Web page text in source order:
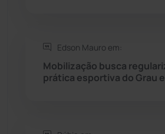
Saúde
Seabra
Edson Mauro em:
Mobilização busca
prática esportiva do Grau